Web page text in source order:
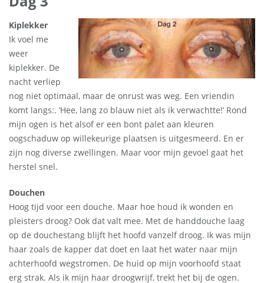
Kiplekker
Ik voel me
weer
kiplekker. De
nacht verliep
nog niet optimaal, maar de onrust was weg. Een vriendin
komt langs:. ‘Hee, lang zo blauw niet als ik verwachtte!’ Rond
mijn ogen is het alsof er een bont palet aan kleuren
oogschaduw op willekeurige plaatsen is uitgesmeerd. En er
zijn nog diverse zwellingen. Maar voor mijn gevoel gaat het
herstel snel.
Douchen
Hoog tijd voor een douche. Maar hoe houd ik wonden en
pleisters droog? Ook dat valt mee. Met de handdouche laag
op de douchestang blijft het hoofd vanzelf droog. Ik was mijn
haar zoals de kapper dat doet en laat het water naar mijn
achterhoofd wegstromen. De huid op mijn voorhoofd staat
erg strak. Als ik mijn haar droogwrijf, trekt het bij de ogen.